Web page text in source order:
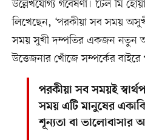
উল্লেখযোগ্য গবেষণা। ‘টেল মি
লিখেছেন, ‘পরকীয়া সব সময়
সময় সুখী দম্পতির একজন নতুন
উত্তেজনার খোঁজে সম্পর্কের বাইরে
পরকীয়া সব সময়ই
সময় এটি মানুষের
শূন্যতা বা ভালোবাসার